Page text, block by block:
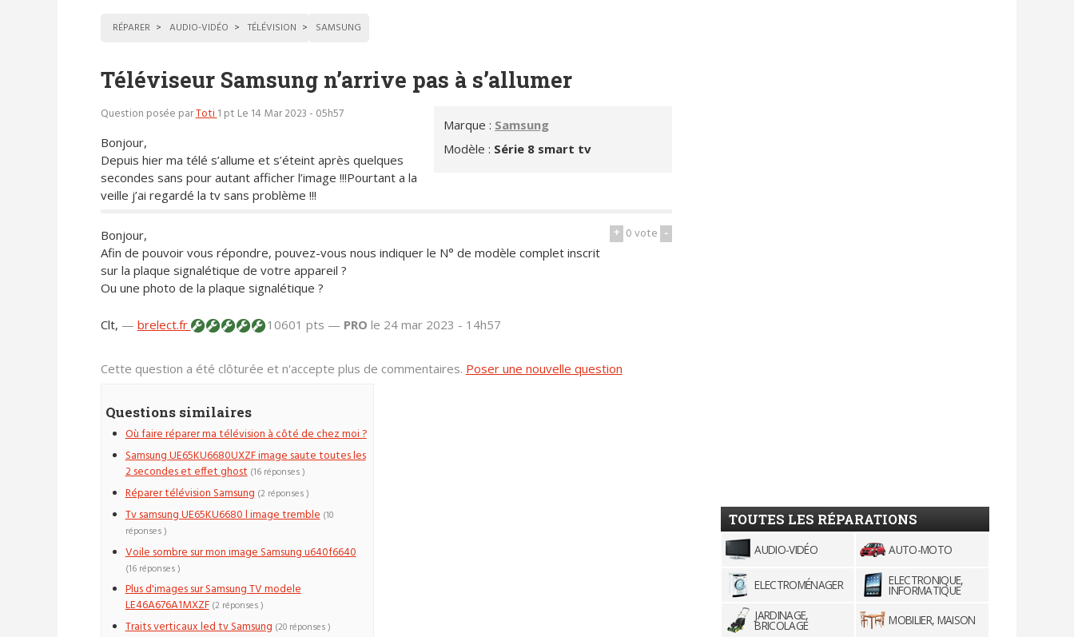
RÉPARER AUDIO-VIDÉO TÉLÉVISION SAMSUNG
Téléviseur Samsung n’arrive pas à s’allumer
Marque : Samsung
Modèle : Série 8 smart tv
Question posée parToti1 pt Le 14 Mar 2023 - 05h57
Bonjour,
Depuis hier ma télé s’allume et s’éteint après quelques
secondes sans pour autant afficher l’image !!!Pourtant a la
veille j’ai regardé la tv sans problème !!!
+ 0vote -
Bonjour,
Afin de pouvoir vous répondre, pouvez-vous nous indiquer le N° de modèle complet inscrit
sur la plaque signalétique de votre appareil ?
Ou une photo de la plaque signalétique ?
Clt, — brelect.fr 10601 pts — PRO le 24 mar 2023 - 14h57
Cette question a été clôturée et n'accepte plus de commentaires. Poser une nouvelle question
Questions similaires
Où faire réparer ma télévision à côté de chez moi ?
Samsung UE65KU6680UXZF image saute toutes les
2 secondes et effet ghost (16 réponses )
Réparer télévision Samsung (2 réponses )
Tv samsung UE65KU6680 l image tremble (10
réponses )
Voile sombre sur mon image Samsung u640f6640
(16 réponses )
Plus d'images sur Samsung TV modele
LE46A676A1MXZF (2 réponses )
Traits verticaux led tv Samsung (20 réponses )
TOUTES LES RÉPARATIONS
AUDIO-VIDÉO AUTO-MOTO
ELECTROMÉNAGER ELECTRONIQUE,
INFORMATIQUE
JARDINAGE,
BRICOLAGE
MOBILIER, MAISON